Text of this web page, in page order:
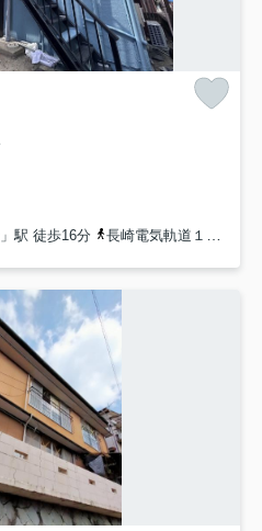
駅 徒歩16分
長崎電気軌道１系統「思案橋」駅 徒歩22分